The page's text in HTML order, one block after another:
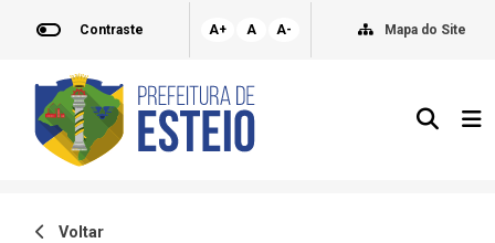
Contraste A+ A A- Mapa do Site
Voltar